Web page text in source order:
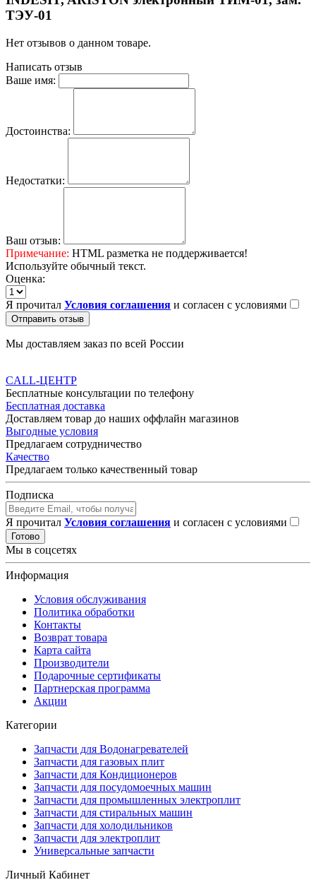
ТЭУ-01
Нет отзывов о данном товаре.
Написать отзыв
Ваше имя:
Достоинства:
Недостатки:
Ваш отзыв:
Примечание: HTML разметка не поддерживается!
Используйте обычный текст.
Оценка:
Я прочитал Условия соглашения и согласен с условиями
Отправить отзыв
Мы доставляем заказ по всей России
CALL-ЦЕНТР
Бесплатные консультации по телефону
Бесплатная доставка
Доставляем товар до наших оффлайн магазинов
Выгодные условия
Предлагаем сотрудничество
Качество
Предлагаем только качественный товар
Подписка
Я прочитал Условия соглашения и согласен с условиями
Готово
Мы в соцсетях
Информация
Условия обслуживания
Политика обработки
Контакты
Возврат товара
Карта сайта
Производители
Подарочные сертификаты
Партнерская программа
Акции
Категории
Запчасти для Водонагревателей
Запчасти для газовых плит
Запчасти для Кондиционеров
Запчасти для посудомоечных машин
Запчасти для промышленных электроплит
Запчасти для стиральных машин
Запчасти для холодильников
Запчасти для электроплит
Универсальные запчасти
Личный Кабинет